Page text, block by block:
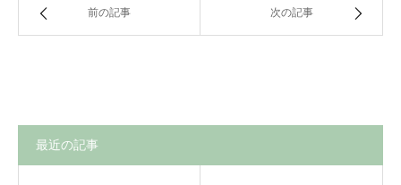
前の記事 次の記事
最近の記事